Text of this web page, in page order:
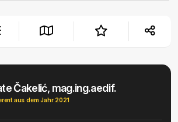
Čakelić, mag.ing.aedif.
aus dem Jahr 2021